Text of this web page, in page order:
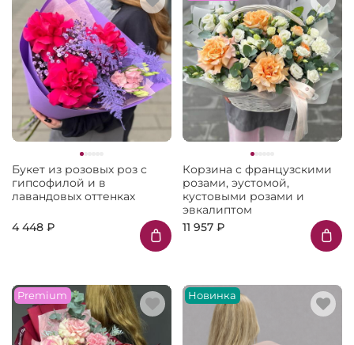
Букет из розовых роз с
гипсофилой и в
лавандовых оттенках
4 448 ₽
Корзина с французскими
розами, эустомой,
кустовыми розами и
эвкалиптом
11 957 ₽
Premium Новинка